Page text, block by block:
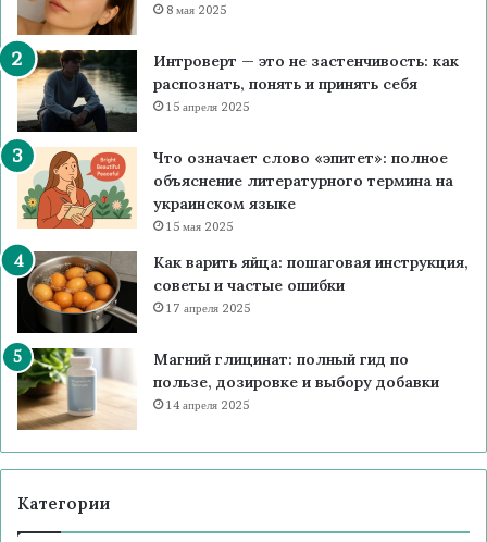
8 мая 2025
Интроверт — это не застенчивость: как
распознать, понять и принять себя
15 апреля 2025
Что означает слово «эпитет»: полное
объяснение литературного термина на
украинском языке
15 мая 2025
Как варить яйца: пошаговая инструкция,
советы и частые ошибки
17 апреля 2025
Магний глицинат: полный гид по
пользе, дозировке и выбору добавки
14 апреля 2025
Категории